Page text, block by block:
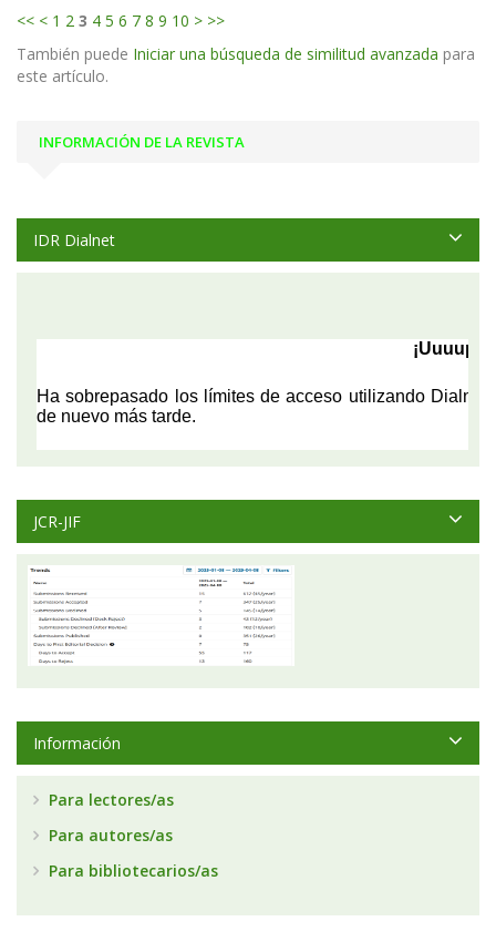
<< < 1 2 3 4 5 6 7 8 9 10 > >>
También puede Iniciar una búsqueda de similitud avanzada para
este artículo.
INFORMACIÓN DE LA REVISTA
IDR Dialnet
JCR-JIF
Información
Para lectores/as
Para autores/as
Para bibliotecarios/as